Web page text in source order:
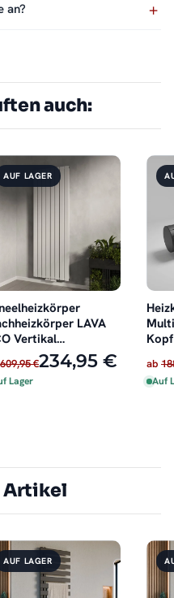
an?
auch:
AUF LAGER
LAVA
Vertikal
Weiß
609,95 €234,95 €
Lager
ab
Auf
Artikel
AUF LAGER